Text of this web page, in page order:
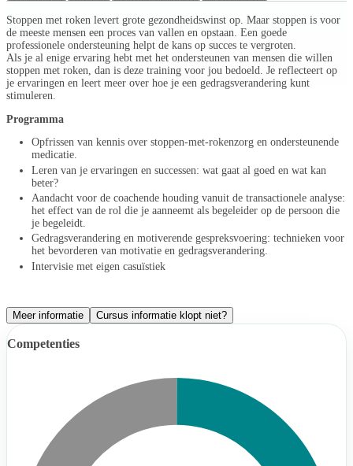
Stoppen met roken levert grote gezondheidswinst op. Maar stoppen is voor
de meeste mensen een proces van vallen en opstaan. Een goede
professionele ondersteuning helpt de kans op succes te vergroten.
Als je al enige ervaring hebt met het ondersteunen van mensen die willen
stoppen met roken, dan is deze training voor jou bedoeld. Je reflecteert op
je ervaringen en leert meer over hoe je een gedragsverandering kunt
stimuleren.
Programma
Opfrissen van kennis over stoppen-met-rokenzorg en ondersteunende
medicatie.
Leren van je ervaringen en successen: wat gaat al goed en wat kan
beter?
Aandacht voor de coachende houding vanuit de transactionele analyse:
het effect van de rol die je aanneemt als begeleider op de persoon die
je begeleidt.
Gedragsverandering en motiverende gespreksvoering: technieken voor
het bevorderen van motivatie en gedragsverandering.
Intervisie met eigen casuïstiek
Meer informatie Cursus informatie klopt niet?
Competenties